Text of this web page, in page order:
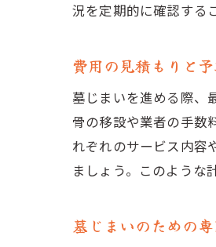
況を定期的に確認する
費用の見積もりと
墓じまいを進める際、
骨の移設や業者の手数
れぞれのサービス内容
ましょう。このような
墓じまいのための